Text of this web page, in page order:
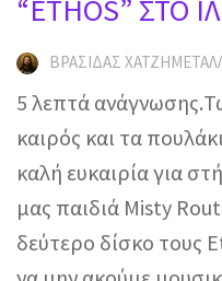
“ETHOS” ΣΤΟ
ΒΡΑΣΊΔΑΣ
5 λεπτά
καιρός και τα
καλή ευκαιρία για
μας παιδιά Misty
δεύτερο δίσκο τους